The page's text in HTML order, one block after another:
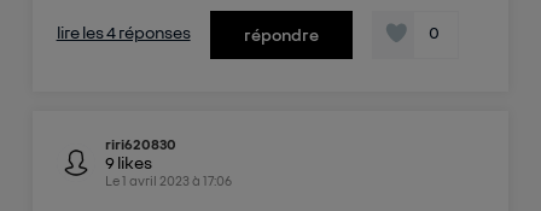
lire les 4 réponses répondre 0
riri620830
9 likes
Le1 avril 2023 à 17:06